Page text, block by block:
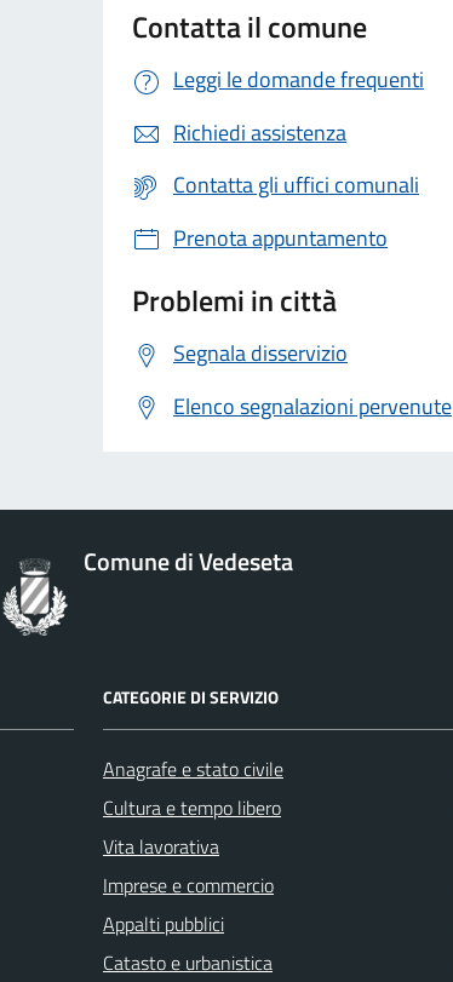
Contatta il comune
Leggi le domande frequenti
Richiedi assistenza
Contatta gli uffici comunali
Prenota appuntamento
Problemi in città
Segnala disservizio
Elenco segnalazioni pervenute
Comune di Vedeseta
CATEGORIE DI SERVIZIO
Anagrafe e stato civile
Cultura e tempo libero
Vita lavorativa
Imprese e commercio
Appalti pubblici
Catasto e urbanistica